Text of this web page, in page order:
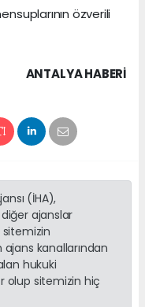
özverili
ANTALYA HABERİ
(İHA),
ajanslar
kanallarından
hukuki
olup sitemizin hiç